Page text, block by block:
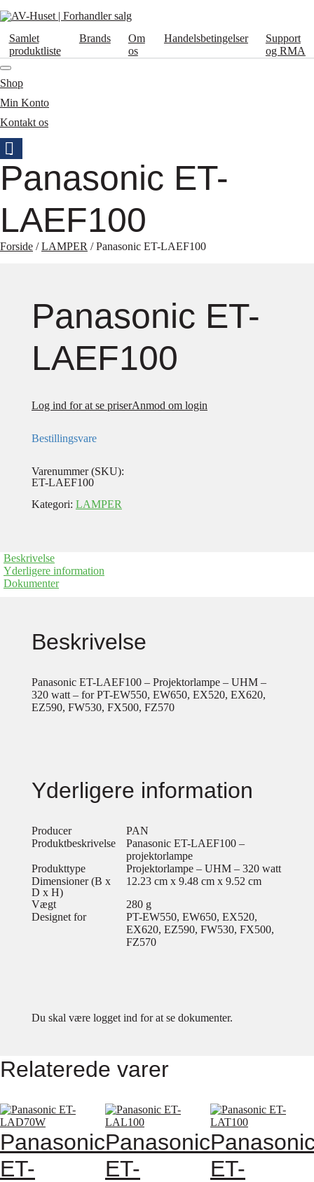
Samlet
produktliste
Brands
Om
os
Handelsbetingelser
Support
og RMA
Shop
Min Konto
Kontakt os
Panasonic ET-
LAEF100
Forside /LAMPER / Panasonic ET-LAEF100
Panasonic ET-
LAEF100
Log ind for at se priserAnmod om login
Bestillingsvare
Varenummer (SKU):
ET-LAEF100
Kategori: LAMPER
Beskrivelse
Yderligere information
Dokumenter
Beskrivelse
Panasonic ET-LAEF100 – Projektorlampe – UHM –
320 watt – for PT-EW550, EW650, EX520, EX620,
EZ590, FW530, FX500, FZ570
Yderligere information
Producer
PAN
Produktbeskrivelse
Panasonic ET-LAEF100 –
projektorlampe
Produkttype
Projektorlampe – UHM – 320 watt
Dimensioner (B x
D x H)
12.23 cm x 9.48 cm x 9.52 cm
Vægt
280 g
Designet for
PT-EW550, EW650, EX520,
EX620, EZ590, FW530, FX500,
FZ570
Du skal være logget ind for at se dokumenter.
Relaterede varer
Panasonic
ET-
Panasonic
ET-
ET-